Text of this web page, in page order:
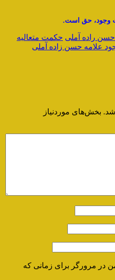
وجود، حق است.
حسن راده آملی حکمت متعالیه
علامه حسن زاده آملی
شد. بخش‌های موردنیاز
در مرورگر برای زمانی که